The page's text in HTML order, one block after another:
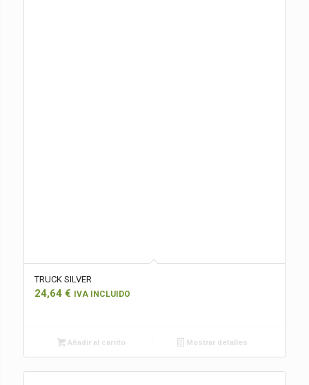
TRUCK SILVER
24,64 € IVA INCLUIDO
Añadir al carrito Mostrar detalles